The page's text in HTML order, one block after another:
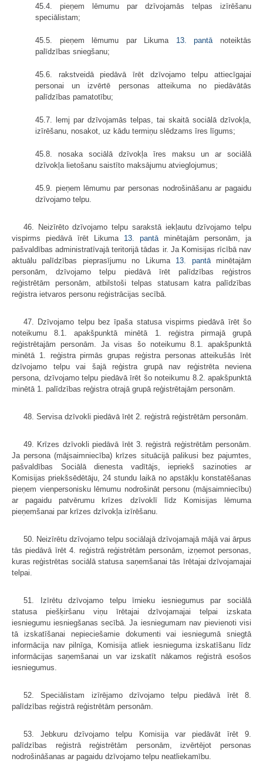
45.4. pieņem lēmumu par dzīvojamās telpas izīrēšanu
speciālistam;
45.5. pieņem lēmumu par Likuma 13. pantānoteiktās
palīdzības sniegšanu;
45.6. rakstveidā piedāvā īrēt dzīvojamo telpu attiecīgajai
personai un izvērtē personas atteikuma no piedāvātās
palīdzības pamatotību;
45.7. lemj par dzīvojamās telpas, tai skaitā sociālā dzīvokļa,
izīrēšanu, nosakot, uz kādu termiņu slēdzams īres līgums;
45.8. nosaka sociālā dzīvokļa īres maksu un ar sociālā
dzīvokļa lietošanu saistīto maksājumu atvieglojumus;
45.9. pieņem lēmumu par personas nodrošināšanu ar pagaidu
dzīvojamo telpu.
46. Neizīrēto dzīvojamo telpu sarakstā iekļautu dzīvojamo telpu
vispirms piedāvā īrēt Likuma 13. pantāminētajām personām, ja
pašvaldības administratīvajā teritorijā tādas ir. Ja Komisijas rīcībā nav
aktuālu palīdzības pieprasījumu no Likuma 13. pantāminētajām
personām, dzīvojamo telpu piedāvā īrēt palīdzības reģistros
reģistrētām personām, atbilstoši telpas statusam katra palīdzības
reģistra ietvaros personu reģistrācijas secībā.
47. Dzīvojamo telpu bez īpaša statusa vispirms piedāvā īrēt šo
noteikumu 8.1. apakšpunktā minētā 1. reģistra pirmajā grupā
reģistrētajām personām. Ja visas šo noteikumu 8.1. apakšpunktā
minētā 1. reģistra pirmās grupas reģistra personas atteikušās īrēt
dzīvojamo telpu vai šajā reģistra grupā nav reģistrēta neviena
persona, dzīvojamo telpu piedāvā īrēt šo noteikumu 8.2. apakšpunktā
minētā 1. palīdzības reģistra otrajā grupā reģistrētajām personām.
48. Servisa dzīvokli piedāvā īrēt 2. reģistrā reģistrētām personām.
49. Krīzes dzīvokli piedāvā īrēt 3. reģistrā reģistrētām personām.
Ja persona (mājsaimniecība) krīzes situācijā palikusi bez pajumtes,
pašvaldības Sociālā dienesta vadītājs, iepriekš sazinoties ar
Komisijas priekšsēdētāju, 24 stundu laikā no apstākļu konstatēšanas
pieņem vienpersonisku lēmumu nodrošināt personu (mājsaimniecību)
ar pagaidu patvērumu krīzes dzīvoklī līdz Komisijas lēmuma
pieņemšanai par krīzes dzīvokļa izīrēšanu.
50. Neizīrētu dzīvojamo telpu sociālajā dzīvojamajā mājā vai ārpus
tās piedāvā īrēt 4. reģistrā reģistrētām personām, izņemot personas,
kuras reģistrētas sociālā statusa saņemšanai tās īrētajai dzīvojamajai
telpai.
51. Izīrētu dzīvojamo telpu īrnieku iesniegumus par sociālā
statusa piešķiršanu viņu īrētajai dzīvojamajai telpai izskata
iesniegumu iesniegšanas secībā. Ja iesniegumam nav pievienoti visi
tā izskatīšanai nepieciešamie dokumenti vai iesniegumā sniegtā
informācija nav pilnīga, Komisija atliek iesnieguma izskatīšanu līdz
informācijas saņemšanai un var izskatīt nākamos reģistrā esošos
iesniegumus.
52. Speciālistam izīrējamo dzīvojamo telpu piedāvā īrēt 8.
palīdzības reģistrā reģistrētām personām.
53. Jebkuru dzīvojamo telpu Komisija var piedāvāt īrēt 9.
palīdzības reģistrā reģistrētām personām, izvērtējot personas
nodrošināšanas ar pagaidu dzīvojamo telpu neatliekamību.